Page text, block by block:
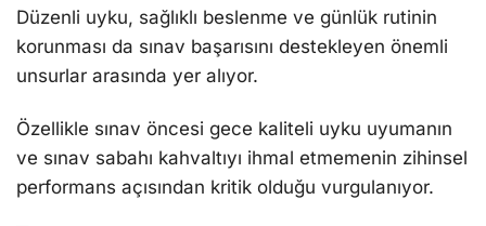
Düzenli uyku, sağlıklı beslenme ve günlük rutinin
korunması da sınav başarısını destekleyen önemli
unsurlar arasında yer alıyor.
Özellikle sınav öncesi gece kaliteli uyku uyumanın
ve sınav sabahı kahvaltıyı ihmal etmemenin zihinsel
performans açısından kritik olduğu vurgulanıyor.